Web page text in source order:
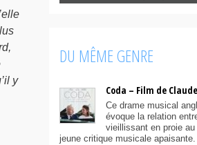
y
DU MÊME GENRE
Coda – Film de
Ce drame musical
évoque la relation
vieillissant en proie
jeune critique musicale apaisante.